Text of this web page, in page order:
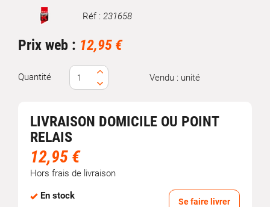
Marque Réf : 231658
Prix web : 12,95 €
Quantité Vendu : unité
LIVRAISON DOMICILE OU POINT
RELAIS
12,95 €
Hors frais de livraison
En stock
Se faire livrer